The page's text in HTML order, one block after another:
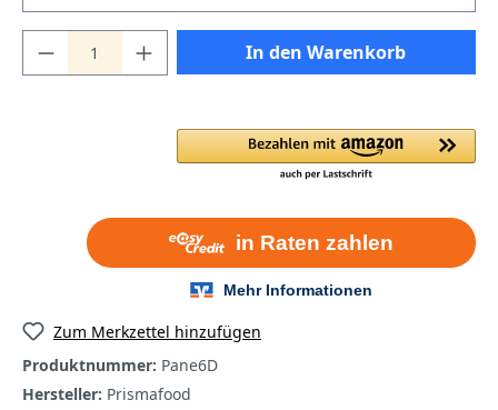
In den Warenkorb
Zum Merkzettel hinzufügen
Produktnummer: Pane6D
Hersteller: Prismafood